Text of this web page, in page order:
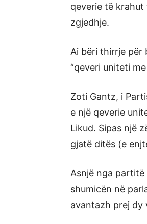
qeverie të
zgjedhje.
Ai bëri thirrje për
“qeveri uniteti
Zoti Gantz, i
e një qeverie
Likud. Sipas një
gjatë ditës (e
Asnjë nga
shumicën në
avantazh prej dy